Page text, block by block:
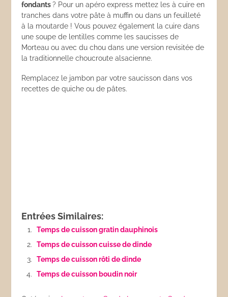
fondants? Pour un apéro express mettez les à cuire en
tranches dans votre pâte à muffin ou dans un feuilleté
à la moutarde ! Vous pouvez également la cuire dans
une soupe de lentilles comme les saucisses de
Morteau ou avec du chou dans une version revisitée de
la traditionnelle choucroute alsacienne.
Remplacez le jambon par votre saucisson dans vos
recettes de quiche ou de pâtes.
Entrées Similaires:
Temps de cuisson gratin dauphinois
Temps de cuisson cuisse de dinde
Temps de cuisson rôti de dinde
Temps de cuisson boudin noir